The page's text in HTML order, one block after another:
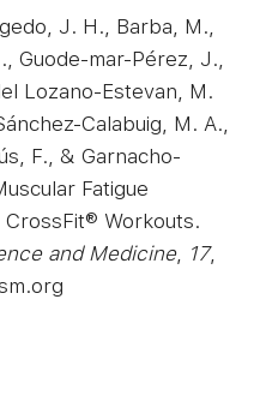
J. H., Barba, M.,
Guode-mar-Pérez, J.,
Lozano-Estevan, M.
Calabuig, M. A.,
F., & Garnacho-
Fatigue
Workouts.
and Medicine, 17,